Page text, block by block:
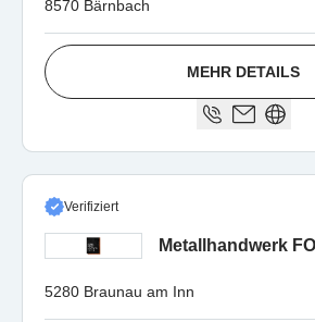
8570 Bärnbach
MEHR DETAILS
Verifiziert
Metallhandwerk
5280 Braunau am Inn